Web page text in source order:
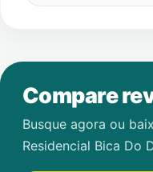
Compare
Busque agora ou
Residencial Bica Do